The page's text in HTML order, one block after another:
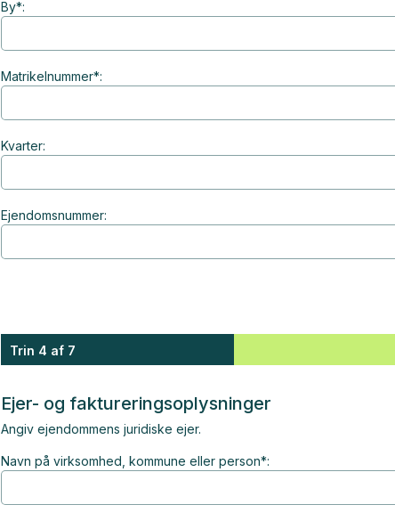
By*:
Matrikelnummer*:
Kvarter:
Ejendomsnummer:
Trin 4 af 7
Ejer- og faktureringsoplysninger
Angiv ejendommens juridiske ejer.
Navn på virksomhed, kommune eller person*: